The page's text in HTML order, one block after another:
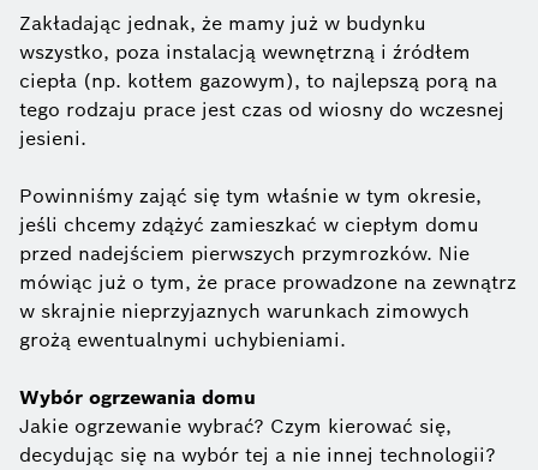
Zakładając jednak, że mamy już w budynku
wszystko, poza instalacją wewnętrzną i źródłem
ciepła (np. kotłem gazowym), to najlepszą porą na
tego rodzaju prace jest czas od wiosny do wczesnej
jesieni.
Powinniśmy zająć się tym właśnie w tym okresie,
jeśli chcemy zdążyć zamieszkać w ciepłym domu
przed nadejściem pierwszych przymrozków. Nie
mówiąc już o tym, że prace prowadzone na zewnątrz
w skrajnie nieprzyjaznych warunkach zimowych
grożą ewentualnymi uchybieniami.
Wybór ogrzewania domu
Jakie ogrzewanie wybrać? Czym kierować się,
decydując się na wybór tej a nie innej technologii?